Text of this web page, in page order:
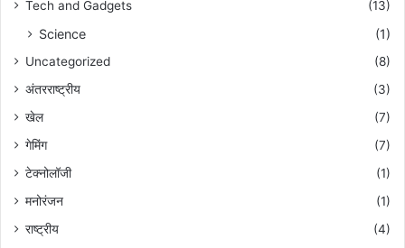
Tech and Gadgets
(13)
Science (1)
Uncategorized
(8)
अंतरराष्ट्रीय
(3)
खेल
(7)
गेमिंग
(7)
टेक्नोलॉजी
(1)
मनोरंजन
(1)
राष्ट्रीय
(4)